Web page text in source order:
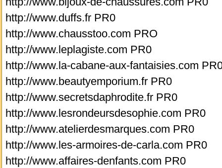
http://www.duffs.fr PR0
http://www.chausstoo.com PRO
http://www.leplagiste.com PR0
http://www.la-cabane-aux-fantaisies.com
http://www.beautyemporium.fr PR0
http://www.secretsdaphrodite.fr PR0
http://www.lesrondeursdesophie.com PR0
http://www.atelierdesmarques.com PR0
http://www.les-armoires-de-carla.com PR0
http://www.affaires-denfants.com PR0